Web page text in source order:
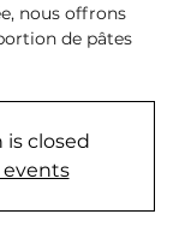
nous offrons
de pâtes
is closed
events